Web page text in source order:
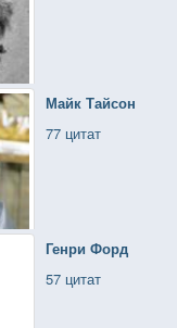
Майк Тайсон
77 цитат
Генри Форд
57 цитат